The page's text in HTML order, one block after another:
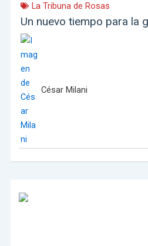
La Tribuna de Rosas
Un nuevo tiempo para la
César Milani